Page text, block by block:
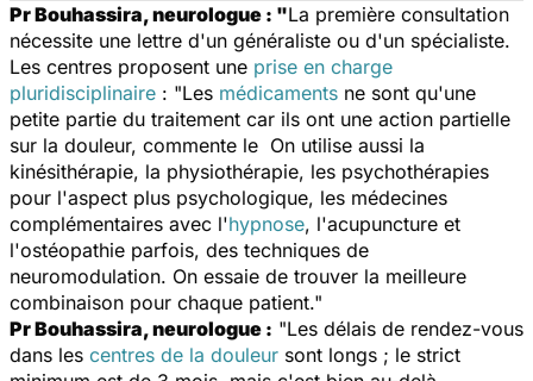
Pr Bouhassira, neurologue : "La première consultation
nécessite une lettre d'un généraliste ou d'un spécialiste.
Les centres proposent une prise en charge
pluridisciplinaire : "Les médicaments ne sont qu'une
petite partie du traitement car ils ont une action partielle
sur la douleur, commente le On utilise aussi la
kinésithérapie, la physiothérapie, les psychothérapies
pour l'aspect plus psychologique, les médecines
complémentaires avec l'hypnose, l'acupuncture et
l'ostéopathie parfois, des techniques de
neuromodulation. On essaie de trouver la meilleure
combinaison pour chaque patient."
Pr Bouhassira, neurologue : "Les délais de rendez-vous
dans les centres de la douleur sont longs ; le strict